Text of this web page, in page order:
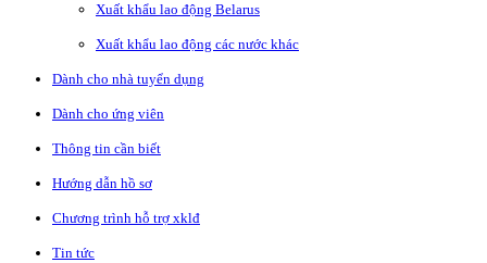
Xuất khẩu lao động Belarus
Xuất khẩu lao động các nước khác
Dành cho nhà tuyển dụng
Dành cho ứng viên
Thông tin cần biết
Hướng dẫn hồ sơ
Chương trình hỗ trợ xklđ
Tin tức